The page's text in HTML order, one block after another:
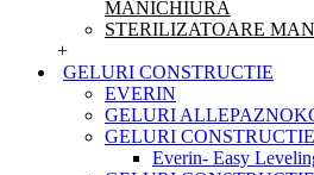
MANICHIURA
STERILIZATOARE
+
GELURI CONSTRUCTIE
EVERIN
GELURI
GELURI
Everin- Easy